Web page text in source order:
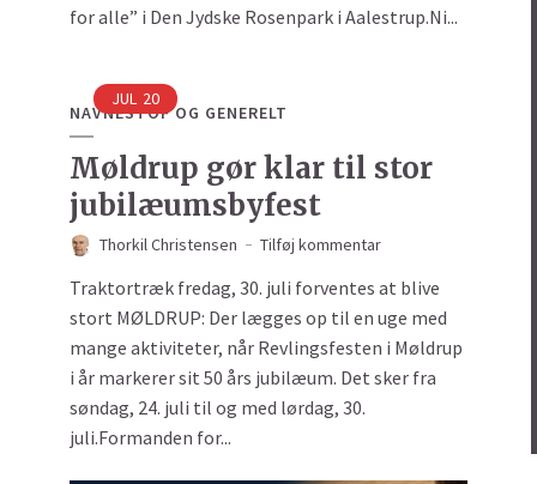
for alle” i Den Jydske Rosenpark i Aalestrup.Ni...
JUL 20
NAVNESTOF OG GENERELT
Møldrup gør klar til stor
jubilæumsbyfest
Thorkil Christensen Tilføj kommentar
Traktortræk fredag, 30. juli forventes at blive
stort MØLDRUP: Der lægges op til en uge med
mange aktiviteter, når Revlingsfesten i Møldrup
i år markerer sit 50 års jubilæum. Det sker fra
søndag, 24. juli til og med lørdag, 30.
juli.Formanden for...